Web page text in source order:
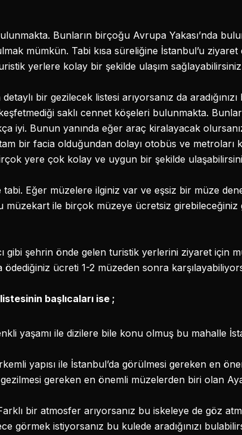
Bunların birçoğu Avrupa Yakası’nda
mümkün. Tabi kısa süreliğine İstanbul’u
yerlere kolay bir şekilde ulaşım
bir gezilecek listesi arıyorsanız da aradığınızı
saklı cennet köşeleri bulunmakta.
iyi. Bunun yanında eğer araç kiralayacak
bir facia olduğundan dolayı otobüs ve metroları
yere çok kolay ve uygun bir şekilde
Eğer müzelere ilginiz var ve eşsiz bir müze
müzekart ile birçok müzeye ücretsiz girebileceğiniz
gibi şehrin önde gelen turistik yerlerini ziyaret için
ücreti 1-2 müzeden sonra
başlıcaları ise ;
yaşamı ile dizilere bile konu olmuş bu mahalle
yapısı ile İstanbul’da görülmesi gereken en
gereken en önemli müzelerden biri olan
bir atmosfer arıyorsanız bu iskeleye de göz
görmek istiyorsanız bu kulede aradığınızı